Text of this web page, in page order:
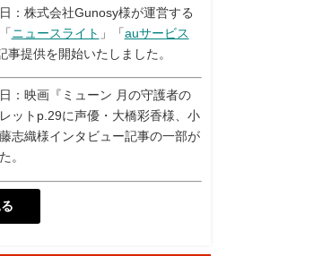
：株式会社Gunosy様が運営する
ニュースライト 」「auサービス
事提供を開始いたしました。
：映画『ミューン 月の守護者の
ットp.29に声優・大橋彩香様、小
志織様インタビュー記事の一部が
。